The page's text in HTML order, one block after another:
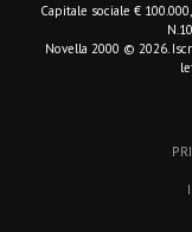
Capitale sociale €
Novella 2000 © 2026.